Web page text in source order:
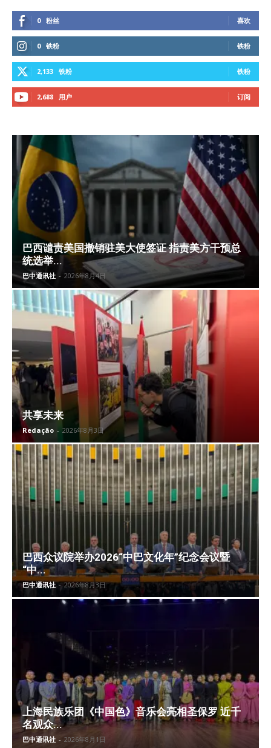
0 粉丝 喜欢
0 铁粉 铁粉
2,133 铁粉 铁粉
2,688 用户 订阅
巴西谴责美国撤销驻美大使签证 指责美方干预总
统选举...
巴中通讯社 - 2026年8月4日
共享未来
Redação - 2026年8月3日
巴西众议院举办2026“中巴文化年”纪念会议暨
“中...
巴中通讯社 - 2026年8月3日
上海民族乐团《中国色》音乐会亮相圣保罗 近千
名观众...
巴中通讯社 - 2026年8月1日